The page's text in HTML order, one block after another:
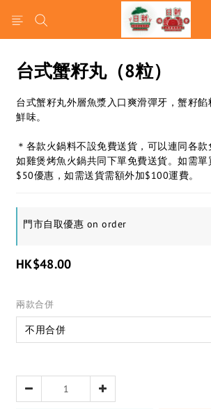
台式蟹籽丸（8粒）
台式蟹籽丸外層魚漿入口爽滑彈牙，蟹籽
鮮味。
＊各款火鍋料不設免費送貨，可以連同各
如雞煲烤魚火鍋共同下單免費送貨。如需
$50優惠，如需送貨需額外加$100運費。
門市自取優惠 on order
HK$48.00
兩款合併